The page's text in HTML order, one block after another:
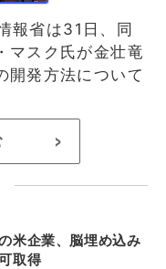
報省は31日、同
マスク氏が金壮竜
開発方法について
>
米企業、脳埋め込み
取得